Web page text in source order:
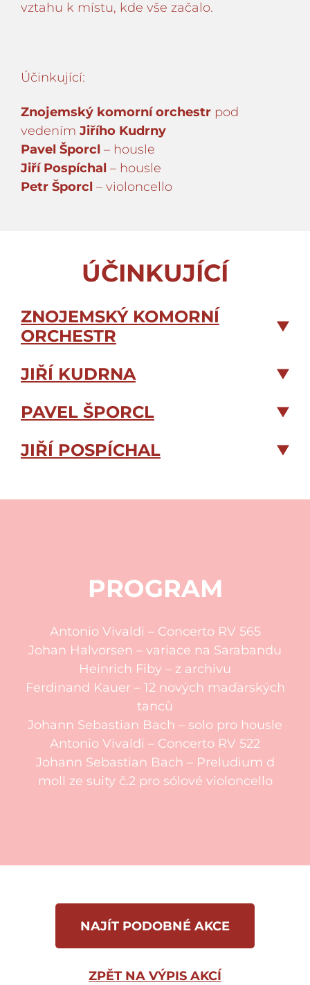
vztahu k místu, kde vše začalo.
Účinkující:
Znojemský komorní orchestr pod
vedením Jiřího Kudrny
Pavel Šporcl – housle
Jiří Pospíchal – housle
Petr Šporcl – violoncello
ÚČINKUJÍCÍ
ZNOJEMSKÝ KOMORNÍ
ORCHESTR
JIŘÍ KUDRNA
PAVEL ŠPORCL
JIŘÍ POSPÍCHAL
PROGRAM
Antonio Vivaldi – Concerto RV 565
Johan Halvorsen – variace na Sarabandu
Heinrich Fiby – z archivu
Ferdinand Kauer– 12 nových maďarských
tanců
Johann Sebastian Bach – solo pro housle
Antonio Vivaldi – Concerto RV 522
Johann Sebastian Bach – Preludium d
moll ze suity č.2 pro sólové violoncello
NAJÍT PODOBNÉ AKCE
ZPĚT NA VÝPIS AKCÍ